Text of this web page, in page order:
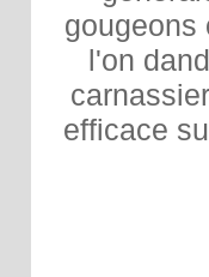
gougeons
l'on
efficace